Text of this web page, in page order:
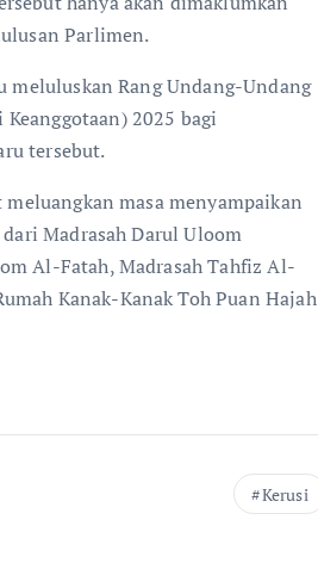
Parlimen.
meluluskan Rang Undang-Undang
2025 bagi
tersebut.
masa menyampaikan
Madrasah Darul Uloom
Al-Fatah, Madrasah Tahfiz Al-
Kanak-Kanak Toh Puan Hajah
Kerusi